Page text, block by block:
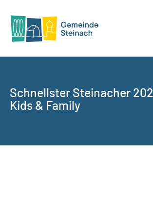
Schnellster Steinacher
Kids & Family